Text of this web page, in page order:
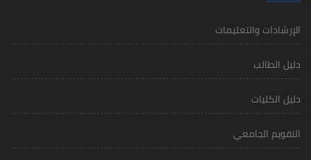
الإرشادات والتعليمات
دليل الطالب
دليل الكليات
التقويم الجامعي